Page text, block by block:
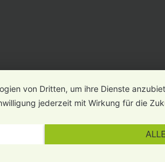
von Dritten, um ihre Dienste
jederzeit mit Wirkung für die